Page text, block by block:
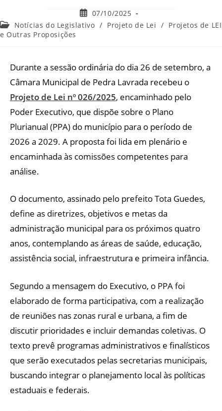
07/10/2025
Notícias do Legislativo / Projeto de Lei / Projetos de LEI
e Outras Proposições
Durante a sessão ordinária do dia 26 de setembro, a
Câmara Municipal de Pedra Lavrada recebeu o
Projeto de Lei nº 026/2025, encaminhado pelo
Poder Executivo, que dispõe sobre o Plano
Plurianual (PPA) do município para o período de
2026 a 2029. A proposta foi lida em plenário e
encaminhada às comissões competentes para
análise.
O documento, assinado pelo prefeito Tota Guedes,
define as diretrizes, objetivos e metas da
administração municipal para os próximos quatro
anos, contemplando as áreas de saúde, educação,
assistência social, infraestrutura e primeira infância.
Segundo a mensagem do Executivo, o PPA foi
elaborado de forma participativa, com a realização
de reuniões nas zonas rural e urbana, a fim de
discutir prioridades e incluir demandas coletivas. O
texto prevê programas administrativos e finalísticos
que serão executados pelas secretarias municipais,
buscando integrar o planejamento local às políticas
estaduais e federais.